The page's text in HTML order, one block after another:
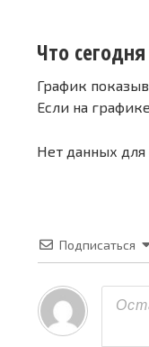
Что
График
Если на
Нет данных
Подписаться